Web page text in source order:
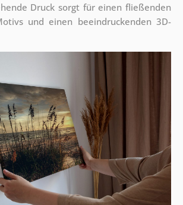
Druck sorgt für einen fließenden
und einen beeindruckenden 3D-